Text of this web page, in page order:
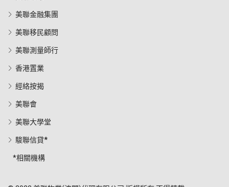
美聯金融集團
美聯移民顧問
美聯測量師行
香港置業
經絡按揭
美聯會
美聯大學堂
駿聯信貸*
*相關機構